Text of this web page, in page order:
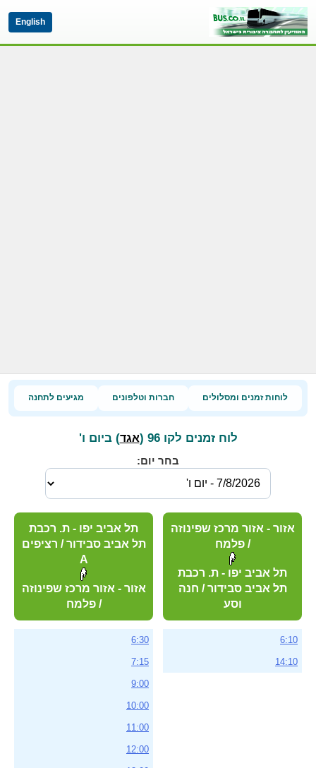
English
לוחות זמנים ומסלולים חברות וטלפונים מגיעים לתחנה
לוח זמנים לקו 96 ( אגד) ביום ו'
בחר יום:
אזור - אזור מרכז שפינוזה
/ פלמח
תל אביב יפו - ת. רכבת
תל אביב סבידור / חנה
וסע
6:10
14:10
תל אביב יפו - ת. רכבת
תל אביב סבידור / רציפים
A
אזור - אזור מרכז שפינוזה
/ פלמח
6:30
7:15
9:00
10:00
11:00
12:00